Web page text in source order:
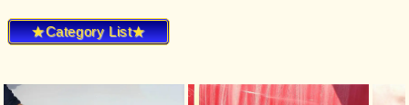
★Category List★